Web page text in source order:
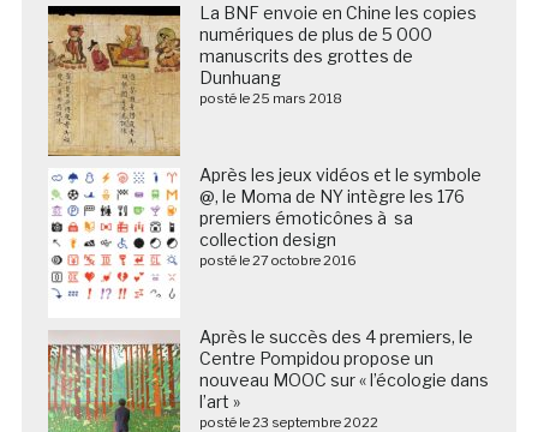
La BNF envoie en Chine les copies
numériques de plus de 5 000
manuscrits des grottes de
Dunhuang
posté le 25 mars 2018
Après les jeux vidéos et le symbole
@, le Moma de NY intègre les 176
premiers émoticônes à sa
collection design
posté le 27 octobre 2016
Après le succès des 4 premiers, le
Centre Pompidou propose un
nouveau MOOC sur « l’écologie dans
l’art »
posté le 23 septembre 2022